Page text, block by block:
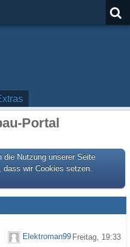
Portal
die Nutzung unserer Seite
dass wir Cookies setzen.
Elektroman99 Freitag, 19:33